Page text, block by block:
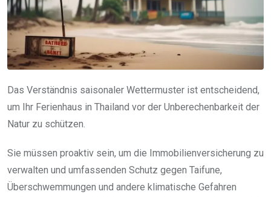
Das Verständnis saisonaler Wettermuster ist entscheidend,
um Ihr Ferienhaus in Thailand vor der Unberechenbarkeit der
Natur zu schützen.
Sie müssen proaktiv sein, um die Immobilienversicherung zu
verwalten und umfassenden Schutz gegen Taifune,
Überschwemmungen und andere klimatische Gefahren